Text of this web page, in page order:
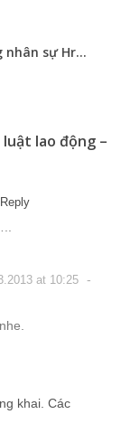
sự Hr...
lao động –
Reply
at 10:25 -
khai. Các